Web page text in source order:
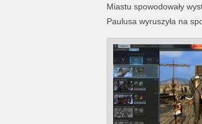
Miastu spowodowały
Paulusa wyruszyła na